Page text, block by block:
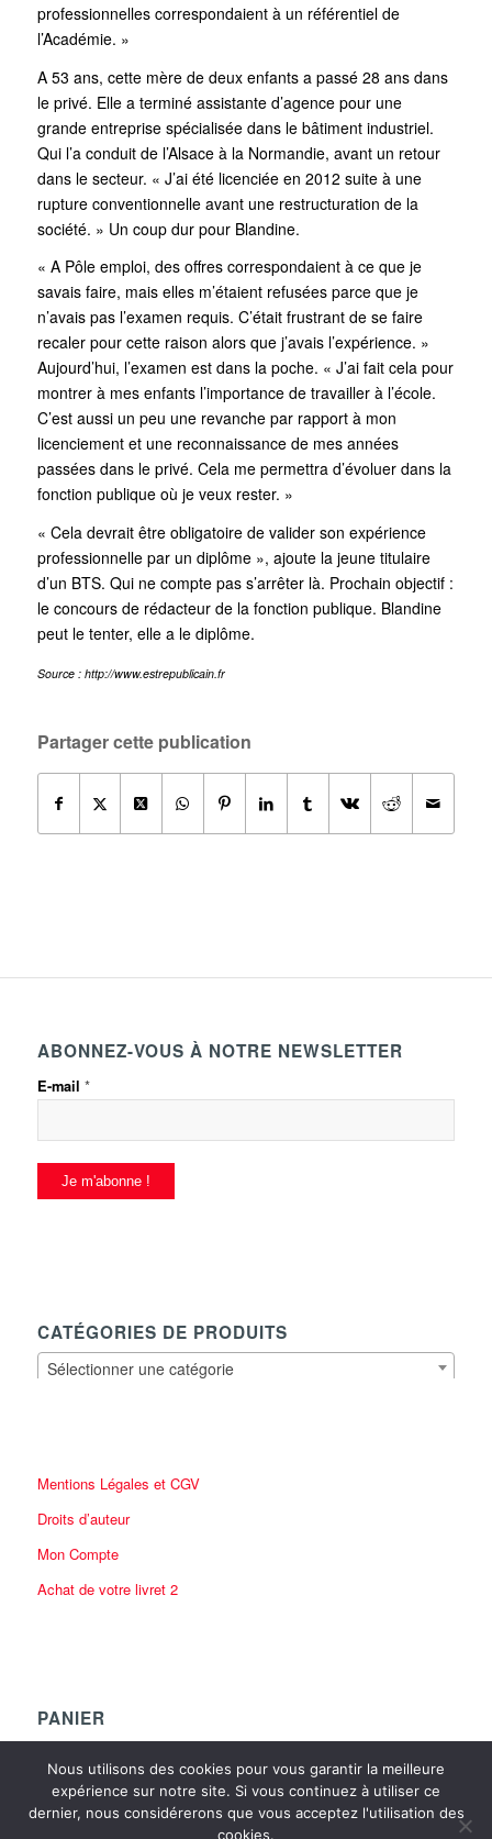
professionnelles correspondaient à un référentiel de
l’Académie. »
A 53 ans, cette mère de deux enfants a passé 28 ans dans
le privé. Elle a terminé assistante d’agence pour une
grande entreprise spécialisée dans le bâtiment industriel.
Qui l’a conduit de l’Alsace à la Normandie, avant un retour
dans le secteur. « J’ai été licenciée en 2012 suite à une
rupture conventionnelle avant une restructuration de la
société. » Un coup dur pour Blandine.
« A Pôle emploi, des offres correspondaient à ce que je
savais faire, mais elles m’étaient refusées parce que je
n’avais pas l’examen requis. C’était frustrant de se faire
recaler pour cette raison alors que j’avais l’expérience. »
Aujourd’hui, l’examen est dans la poche. « J’ai fait cela pour
montrer à mes enfants l’importance de travailler à l’école.
C’est aussi un peu une revanche par rapport à mon
licenciement et une reconnaissance de mes années
passées dans le privé. Cela me permettra d’évoluer dans la
fonction publique où je veux rester. »
« Cela devrait être obligatoire de valider son expérience
professionnelle par un diplôme », ajoute la jeune titulaire
d’un BTS. Qui ne compte pas s’arrêter là. Prochain objectif :
le concours de rédacteur de la fonction publique. Blandine
peut le tenter, elle a le diplôme.
Source : http://www.estrepublicain.fr
Partager cette publication
ABONNEZ-VOUS À NOTRE NEWSLETTER
E-mail *
CATÉGORIES DE PRODUITS
Sélectionner une catégorie
Mentions Légales et CGV
Droits d’auteur
Mon Compte
Achat de votre livret 2
PANIER
Nous utilisons des cookies pour vous garantir la meilleure
expérience sur notre site. Si vous continuez à utiliser ce
dernier, nous considérerons que vous acceptez l'utilisation des
cookies.